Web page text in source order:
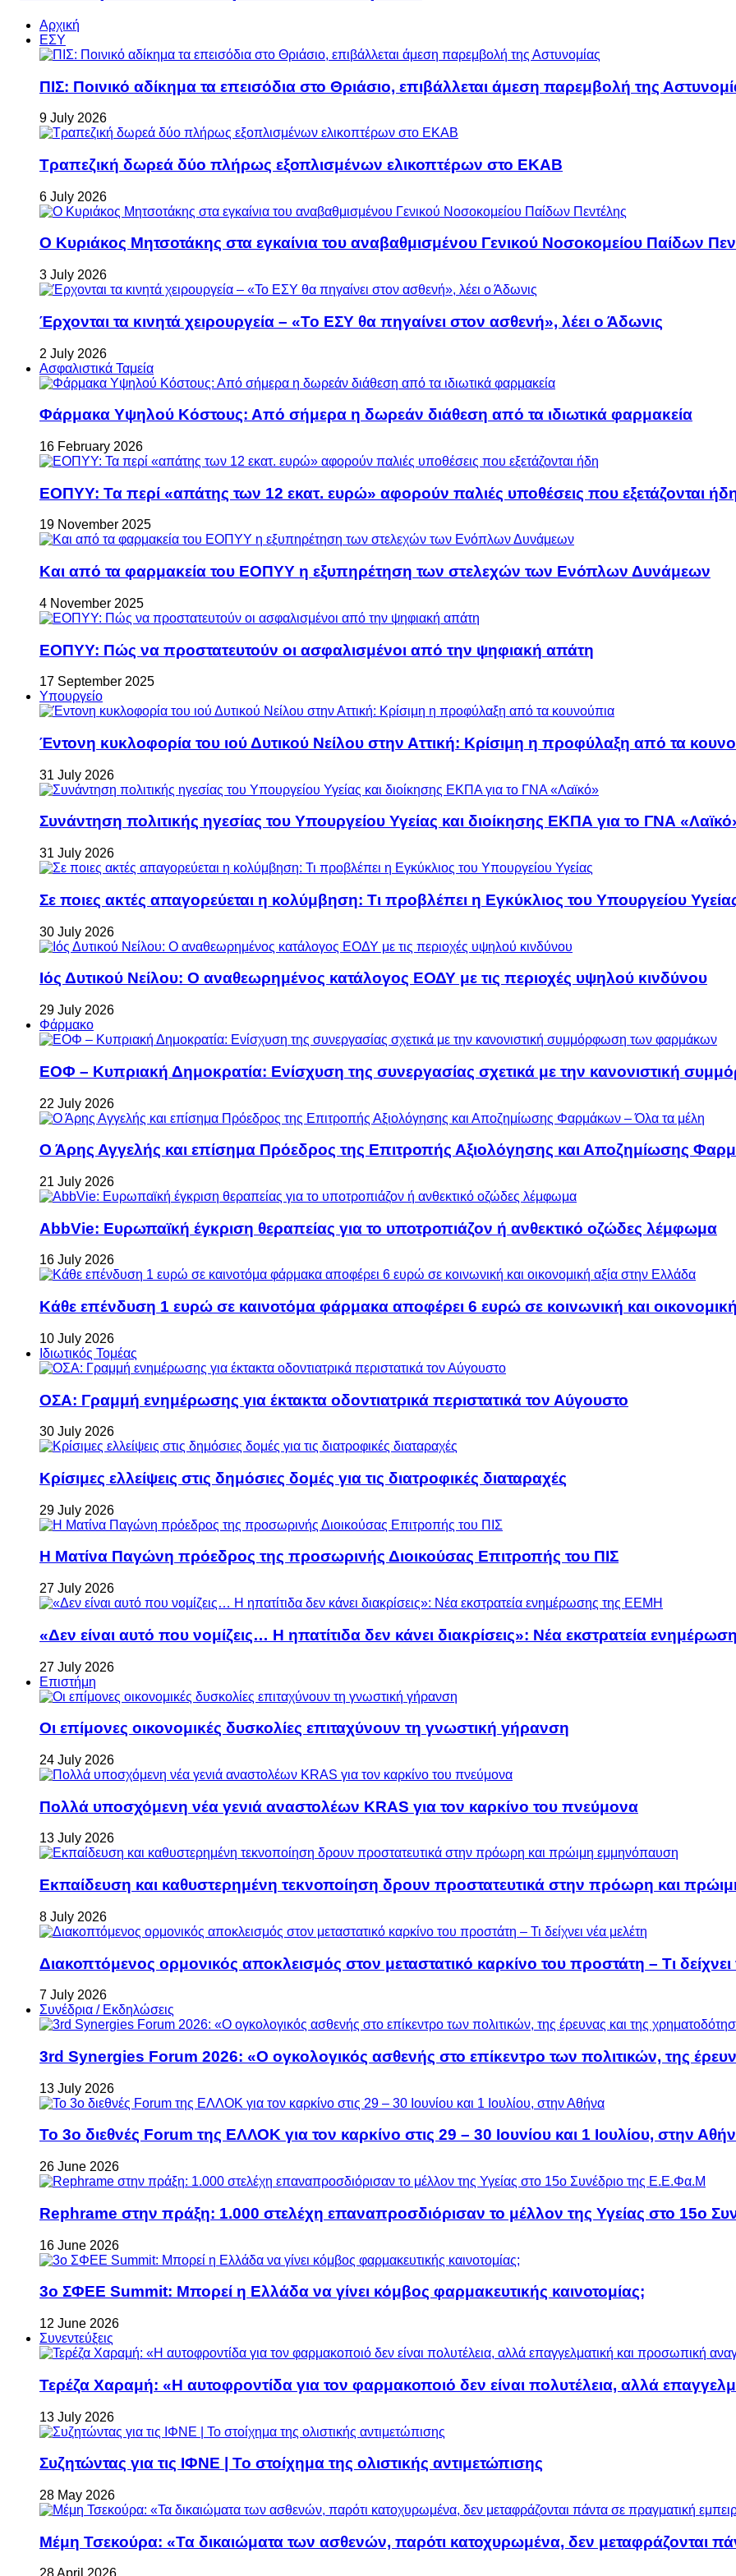
Αρχική
ΕΣΥ
ΠΙΣ: Ποινικό αδίκημα τα επεισόδια στο Θριάσιο, επιβάλλεται άμεση παρεμβολή της
9 July 2026
Τραπεζική δωρεά δύο πλήρως εξοπλισμένων ελικοπτέρων στο ΕΚΑΒ
6 July 2026
Ο Κυριάκος Μητσοτάκης στα εγκαίνια του αναβαθμισμένου Γενικού Νοσοκομείου Παίδων
3 July 2026
Έρχονται τα κινητά χειρουργεία – «Το ΕΣΥ θα πηγαίνει στον ασθενή», λέει ο Άδωνις
2 July 2026
Ασφαλιστικά Ταμεία
Φάρμακα Υψηλού Κόστους: Από σήμερα η δωρεάν διάθεση από τα ιδιωτικά φαρμακεία
16 February 2026
ΕΟΠΥΥ: Τα περί «απάτης των 12 εκατ. ευρώ» αφορούν παλιές υποθέσεις που εξετάζονται
19 November 2025
Και από τα φαρμακεία του ΕΟΠΥΥ η εξυπηρέτηση των στελεχών των Ενόπλων Δυνάμεων
4 November 2025
ΕΟΠΥΥ: Πώς να προστατευτούν οι ασφαλισμένοι από την ψηφιακή απάτη
17 September 2025
Υπουργείο
Έντονη κυκλοφορία του ιού Δυτικού Νείλου στην Αττική: Κρίσιμη η προφύλαξη από τα
31 July 2026
Συνάντηση πολιτικής ηγεσίας του Υπουργείου Υγείας και διοίκησης ΕΚΠΑ για το ΓΝΑ
31 July 2026
Σε ποιες ακτές απαγορεύεται η κολύμβηση: Τι προβλέπει η Εγκύκλιος του Υπουργείου
30 July 2026
Ιός Δυτικού Νείλου: Ο αναθεωρημένος κατάλογος ΕΟΔΥ με τις περιοχές υψηλού κινδύνου
29 July 2026
Φάρμακο
ΕΟΦ – Κυπριακή Δημοκρατία: Ενίσχυση της συνεργασίας σχετικά με την κανονιστική
22 July 2026
Ο Άρης Αγγελής και επίσημα Πρόεδρος της Επιτροπής Αξιολόγησης και Αποζημίωσης
21 July 2026
AbbVie: Ευρωπαϊκή έγκριση θεραπείας για το υποτροπιάζον ή ανθεκτικό οζώδες λέμφωμα
16 July 2026
Κάθε επένδυση 1 ευρώ σε καινοτόμα φάρμακα αποφέρει 6 ευρώ σε κοινωνική και
10 July 2026
Ιδιωτικός Τομέας
ΟΣΑ: Γραμμή ενημέρωσης για έκτακτα οδοντιατρικά περιστατικά τον Αύγουστο
30 July 2026
Κρίσιμες ελλείψεις στις δημόσιες δομές για τις διατροφικές διαταραχές
29 July 2026
Η Ματίνα Παγώνη πρόεδρος της προσωρινής Διοικούσας Επιτροπής του ΠΙΣ
27 July 2026
«Δεν είναι αυτό που νομίζεις… Η ηπατίτιδα δεν κάνει διακρίσεις»: Νέα εκστρατεία
27 July 2026
Επιστήμη
Οι επίμονες οικονομικές δυσκολίες επιταχύνουν τη γνωστική γήρανση
24 July 2026
Πολλά υποσχόμενη νέα γενιά αναστολέων KRAS για τον καρκίνο του πνεύμονα
13 July 2026
Εκπαίδευση και καθυστερημένη τεκνοποίηση δρουν προστατευτικά στην πρόωρη και
8 July 2026
Διακοπτόμενος ορμονικός αποκλεισμός στον μεταστατικό καρκίνο του προστάτη – Τι δείχνει
7 July 2026
Συνέδρια / Εκδηλώσεις
3rd Synergies Forum 2026: «Ο ογκολογικός ασθενής στο επίκεντρο των πολιτικών, της
13 July 2026
Το 3ο διεθνές Forum της ΕΛΛΟΚ για τον καρκίνο στις 29 – 30 Ιουνίου και 1 Ιουλίου, στην
26 June 2026
Rephrame στην πράξη: 1.000 στελέχη επαναπροσδιόρισαν το μέλλον της Υγείας στο 15ο
16 June 2026
3ο ΣΦΕΕ Summit: Μπορεί η Ελλάδα να γίνει κόμβος φαρμακευτικής καινοτομίας;
12 June 2026
Συνεντεύξεις
Τερέζα Χαραμή: «Η αυτοφροντίδα για τον φαρμακοποιό δεν είναι πολυτέλεια, αλλά
13 July 2026
Συζητώντας για τις ΙΦΝΕ | Το στοίχημα της ολιστικής αντιμετώπισης
28 May 2026
Μέμη Τσεκούρα: «Τα δικαιώματα των ασθενών, παρότι κατοχυρωμένα, δεν μεταφράζονται